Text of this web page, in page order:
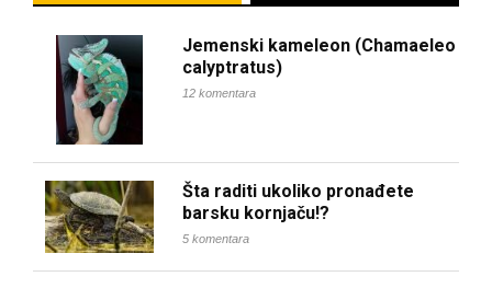
Jemenski kameleon (Chamaeleo
calyptratus)
12 komentara
Šta raditi ukoliko pronađete
barsku kornjaču!?
5 komentara